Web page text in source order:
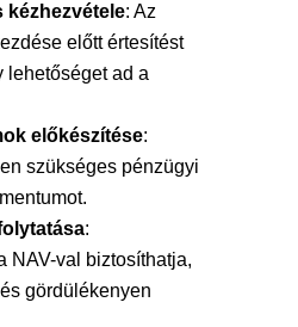
kézhezvétele: Az
előtt értesítést
lehetőséget ad a
előkészítése:
szükséges pénzügyi
:
NAV-val biztosíthatja,
gördülékenyen